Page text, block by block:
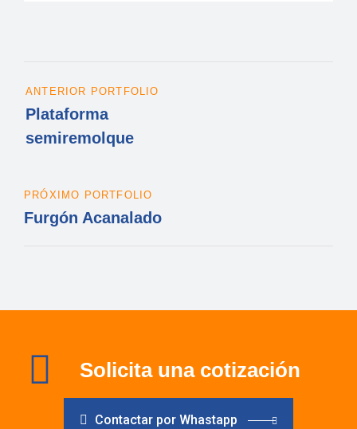
ANTERIOR PORTFOLIO
Plataforma
semiremolque
PRÓXIMO PORTFOLIO
Furgón Acanalado
Solicita una cotización
Contactar por Whastapp